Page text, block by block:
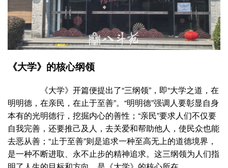
《大学》的核心纲领
《大学》开篇便提出了“三纲领”，即“大学之道，在
明明德，在亲民，在止于至善”。“明明德”强调人要彰显自身
本有的光明德行，挖掘内心的善性；“亲民”要求人们不仅要
自我完善，还要推己及人，去关爱和帮助他人，使民众也能
去恶从善；“止于至善”则是追求一种至高无上的道德境界，
是一种不断进取、永不止步的精神追求。这三纲领为人们指